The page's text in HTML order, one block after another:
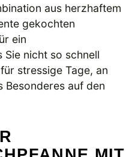
aus herzhaftem
gekochten
ein
Sie nicht so schnell
stressige Tage, an
Besonderes auf den